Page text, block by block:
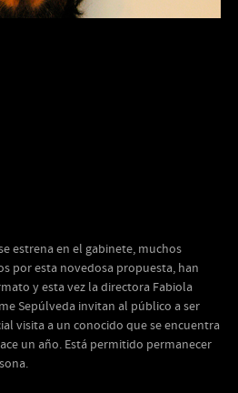
estrena en el gabinete, muchos
por esta novedosa propuesta, han
y esta vez la directora Fabiola
Sepúlveda invitan al público a ser
visita a un conocido que se encuentra
un año. Está permitido permanecer